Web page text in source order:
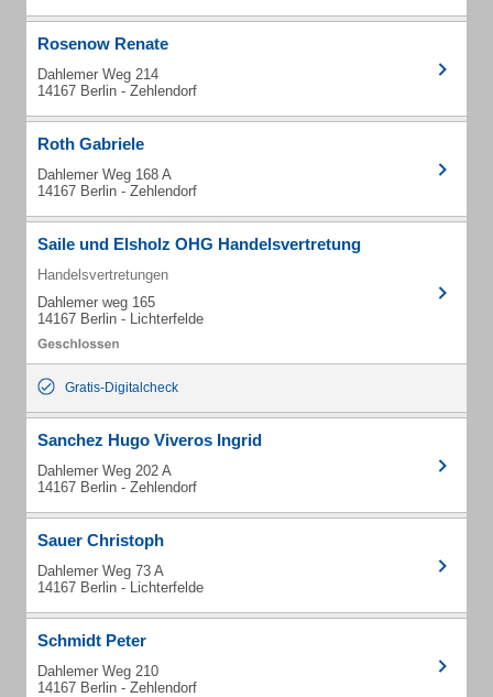
Rosenow Renate
Dahlemer Weg 214
14167 Berlin - Zehlendorf
Roth Gabriele
Dahlemer Weg 168 A
14167 Berlin - Zehlendorf
Saile und Elsholz OHG Handelsvertretung
Handelsvertretungen
Dahlemer weg 165
14167 Berlin - Lichterfelde
Gratis-Digitalcheck
Sanchez Hugo Viveros Ingrid
Dahlemer Weg 202 A
14167 Berlin - Zehlendorf
Sauer Christoph
Dahlemer Weg 73 A
14167 Berlin - Lichterfelde
Schmidt Peter
Dahlemer Weg 210
14167 Berlin - Zehlendorf